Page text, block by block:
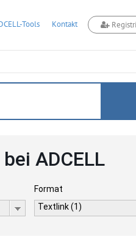
Tools Kontakt
ADCELL
Format
Textlink (1)